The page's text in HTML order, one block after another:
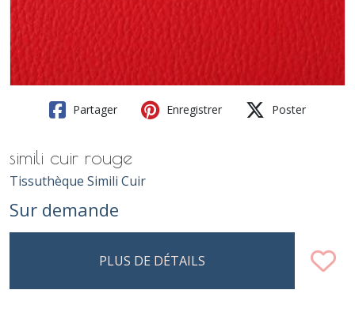
Partager Enregistrer Poster
simili cuir rouge
Tissuthèque Simili Cuir
Sur demande
PLUS DE DÉTAILS